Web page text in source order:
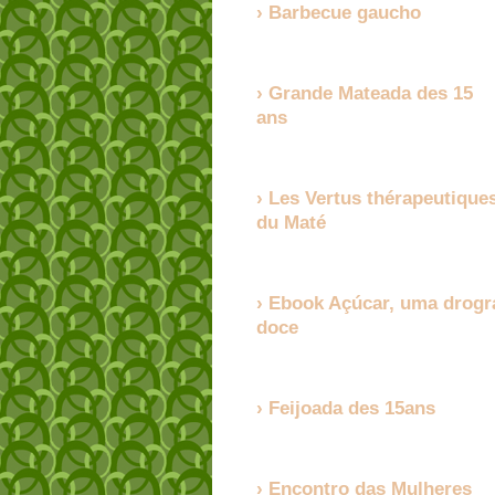
Barbecue gaucho
Grande Mateada des 15
ans
Les Vertus
du Maté
Ebook Açúcar, uma
doce
Feijoada des 15ans
Encontro das Mulheres